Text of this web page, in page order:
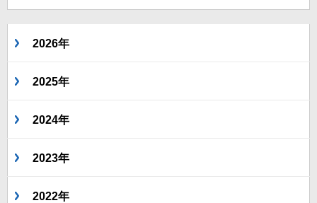
2026年
2025年
2024年
2023年
2022年